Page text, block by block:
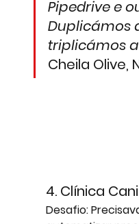
Pipedrive e
Duplicámos
triplicámos
Cheila Olive,
4. Clínica
Desafio: